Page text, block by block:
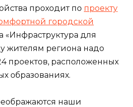
проходит по проекту
городской
«Инфраструктура для
жителям региона надо
проектов, расположенных
образованиях.
наши